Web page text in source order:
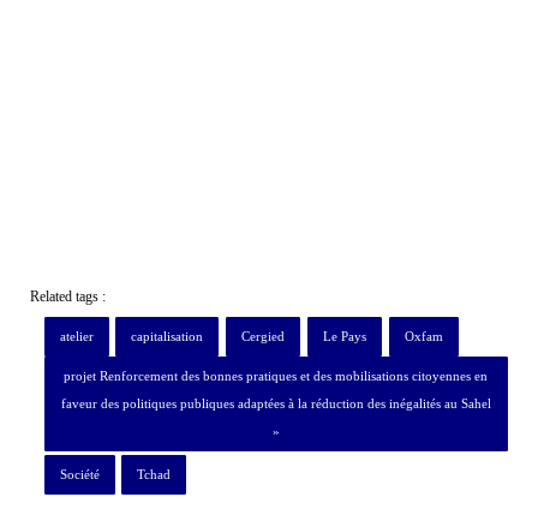
Related tags :
atelier capitalisation Cergied Le Pays Oxfam
projet Renforcement des bonnes pratiques et des mobilisations citoyennes en
faveur des politiques publiques adaptées à la réduction des inégalités au Sahel
»
Société Tchad